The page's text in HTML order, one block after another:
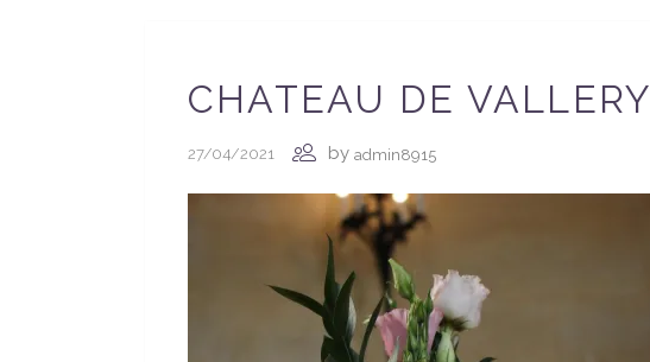
CHATEAU DE VALLERY
27/04/2021 by admin8915